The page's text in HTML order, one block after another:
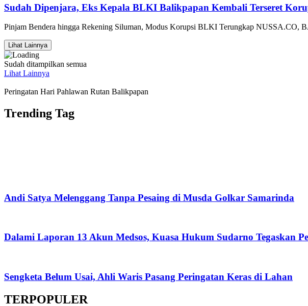
Sudah Dipenjara, Eks Kepala BLKI Balikpapan Kembali Terseret
Pinjam Bendera hingga Rekening Siluman, Modus Korupsi BLKI Terungkap
Lihat Lainnya
Sudah ditampilkan semua
Lihat Lainnya
Peringatan Hari Pahlawan Rutan Balikpapan
Trending Tag
Andi Satya Melenggang Tanpa Pesaing di Musda Golkar Samarinda
Dalami Laporan 13 Akun Medsos, Kuasa Hukum Sudarno Tegaskan
Sengketa Belum Usai, Ahli Waris Pasang Peringatan Keras di Lahan
TERPOPULER